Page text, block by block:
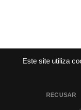
Este site utiliza
RECUSAR